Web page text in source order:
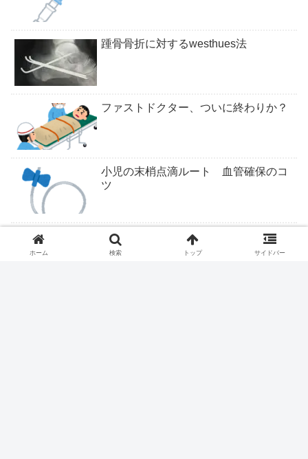
踵骨骨折に対するwesthues法
ファストドクター、ついに終わりか？
小児の末梢点滴ルート 血管確保のコ
ツ
ついにくるか医学部定員削減
ホーム 検索 トップ サイドバー